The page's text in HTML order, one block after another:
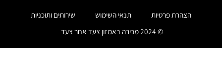
הצהרת פרטיות תנאי השימוש
שירותים ותוכניות
© 2024 מכירה באמזון צעד אחר צעד